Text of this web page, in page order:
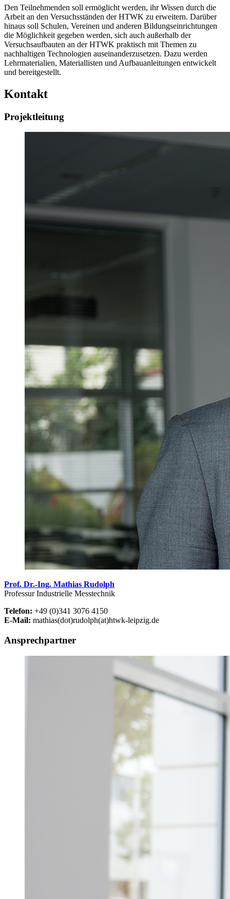
Den Teilnehmenden soll ermöglicht werden, ihr Wissen durch die
Arbeit an den Versuchsständen der HTWK zu erweitern. Darüber
hinaus soll Schulen, Vereinen und anderen Bildungseinrichtungen
die Möglichkeit gegeben werden, sich auch außerhalb der
Versuchsaufbauten an der HTWK praktisch mit Themen zu
nachhaltigen Technologien auseinanderzusetzen. Dazu werden
Lehrmaterialien, Materiallisten und Aufbauanleitungen entwickelt
und bereitgestellt.
Kontakt
Projektleitung
Prof. Dr.-Ing. Mathias Rudolph
Professur Industrielle Messtechnik
Telefon: +49 (0)341 3076 4150
E-Mail: mathias(dot)rudolph(at)htwk-leipzig.de
Ansprechpartner